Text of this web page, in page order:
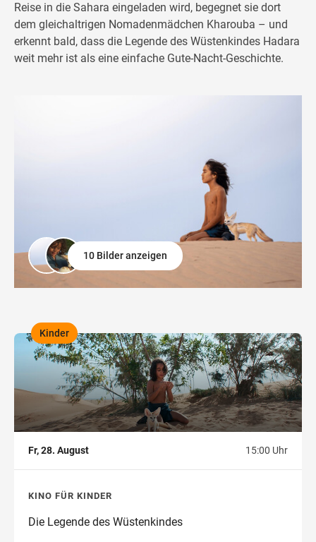
Reise in die Sahara eingeladen wird, begegnet sie dort
dem gleichaltrigen Nomadenmädchen Kharouba – und
erkennt bald, dass die Legende des Wüstenkindes Hadara
weit mehr ist als eine einfache Gute-Nacht-Geschichte.
10 Bilder anzeigen
,
Kinder
Fr, 28. August 15:00 Uhr
KINO FÜR KINDER
Die Legende des Wüstenkindes